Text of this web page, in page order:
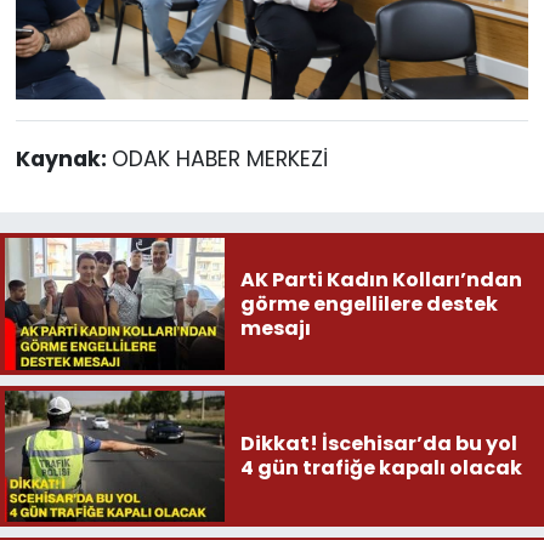
Kaynak: ODAK HABER MERKEZİ
AK Parti Kadın Kolları’ndan
görme engellilere destek
mesajı
Dikkat! İscehisar’da bu yol
4 gün trafiğe kapalı olacak